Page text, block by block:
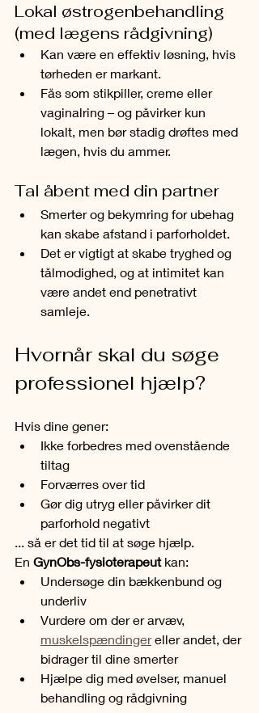
Lokal østrogenbehandling
(med lægens rådgivning)
Kan være en effektiv løsning, hvis
tørheden er markant.
Fås som stikpiller, creme eller
vaginalring – og påvirker kun
lokalt, men bør stadig drøftes med
lægen, hvis du ammer.
Tal åbent med din partner
Smerter og bekymring for ubehag
kan skabe afstand i parforholdet.
Det er vigtigt at skabe tryghed og
tålmodighed, og at intimitet kan
være andet end penetrativt
samleje.
Hvornår skal du søge
professionel hjælp?
Hvis dine gener:
Ikke forbedres med ovenstående
tiltag
Forværres over tid
Gør dig utryg eller påvirker dit
parforhold negativt
... så er det tid til at søge hjælp.
En GynObs-fysioterapeut kan:
Undersøge din bækkenbund og
underliv
Vurdere om der er arvæv,
muskelspændinger eller andet, der
bidrager til dine smerter
Hjælpe dig med øvelser, manuel
behandling og rådgivning